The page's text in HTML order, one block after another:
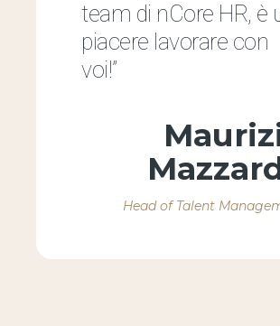
team di nCore HR, è
piacere lavorare con
voi!”
Head of Talent